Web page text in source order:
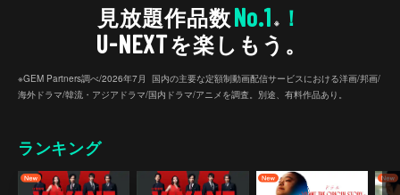
見放題作品数No.1 ※
！
U-NEXTを楽しもう。
※GEM Partners調べ/2026年7⽉ 国内の主要な定額制動画配信サービスにおける洋画/邦画/
海外ドラマ/韓流・アジアドラマ/国内ドラマ/アニメを調査。別途、有料作品あり。
ランキング